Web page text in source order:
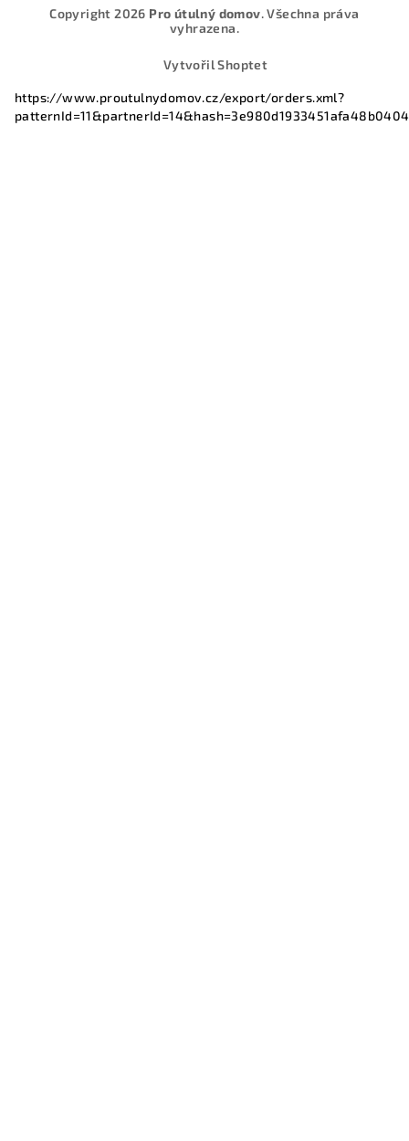
Copyright 2026 Pro útulný domov. Všechna práva
vyhrazena.
Vytvořil Shoptet
https://www.proutulnydomov.cz/export/orders.xml?